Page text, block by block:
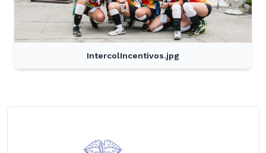
IntercolIncentivos.jpg